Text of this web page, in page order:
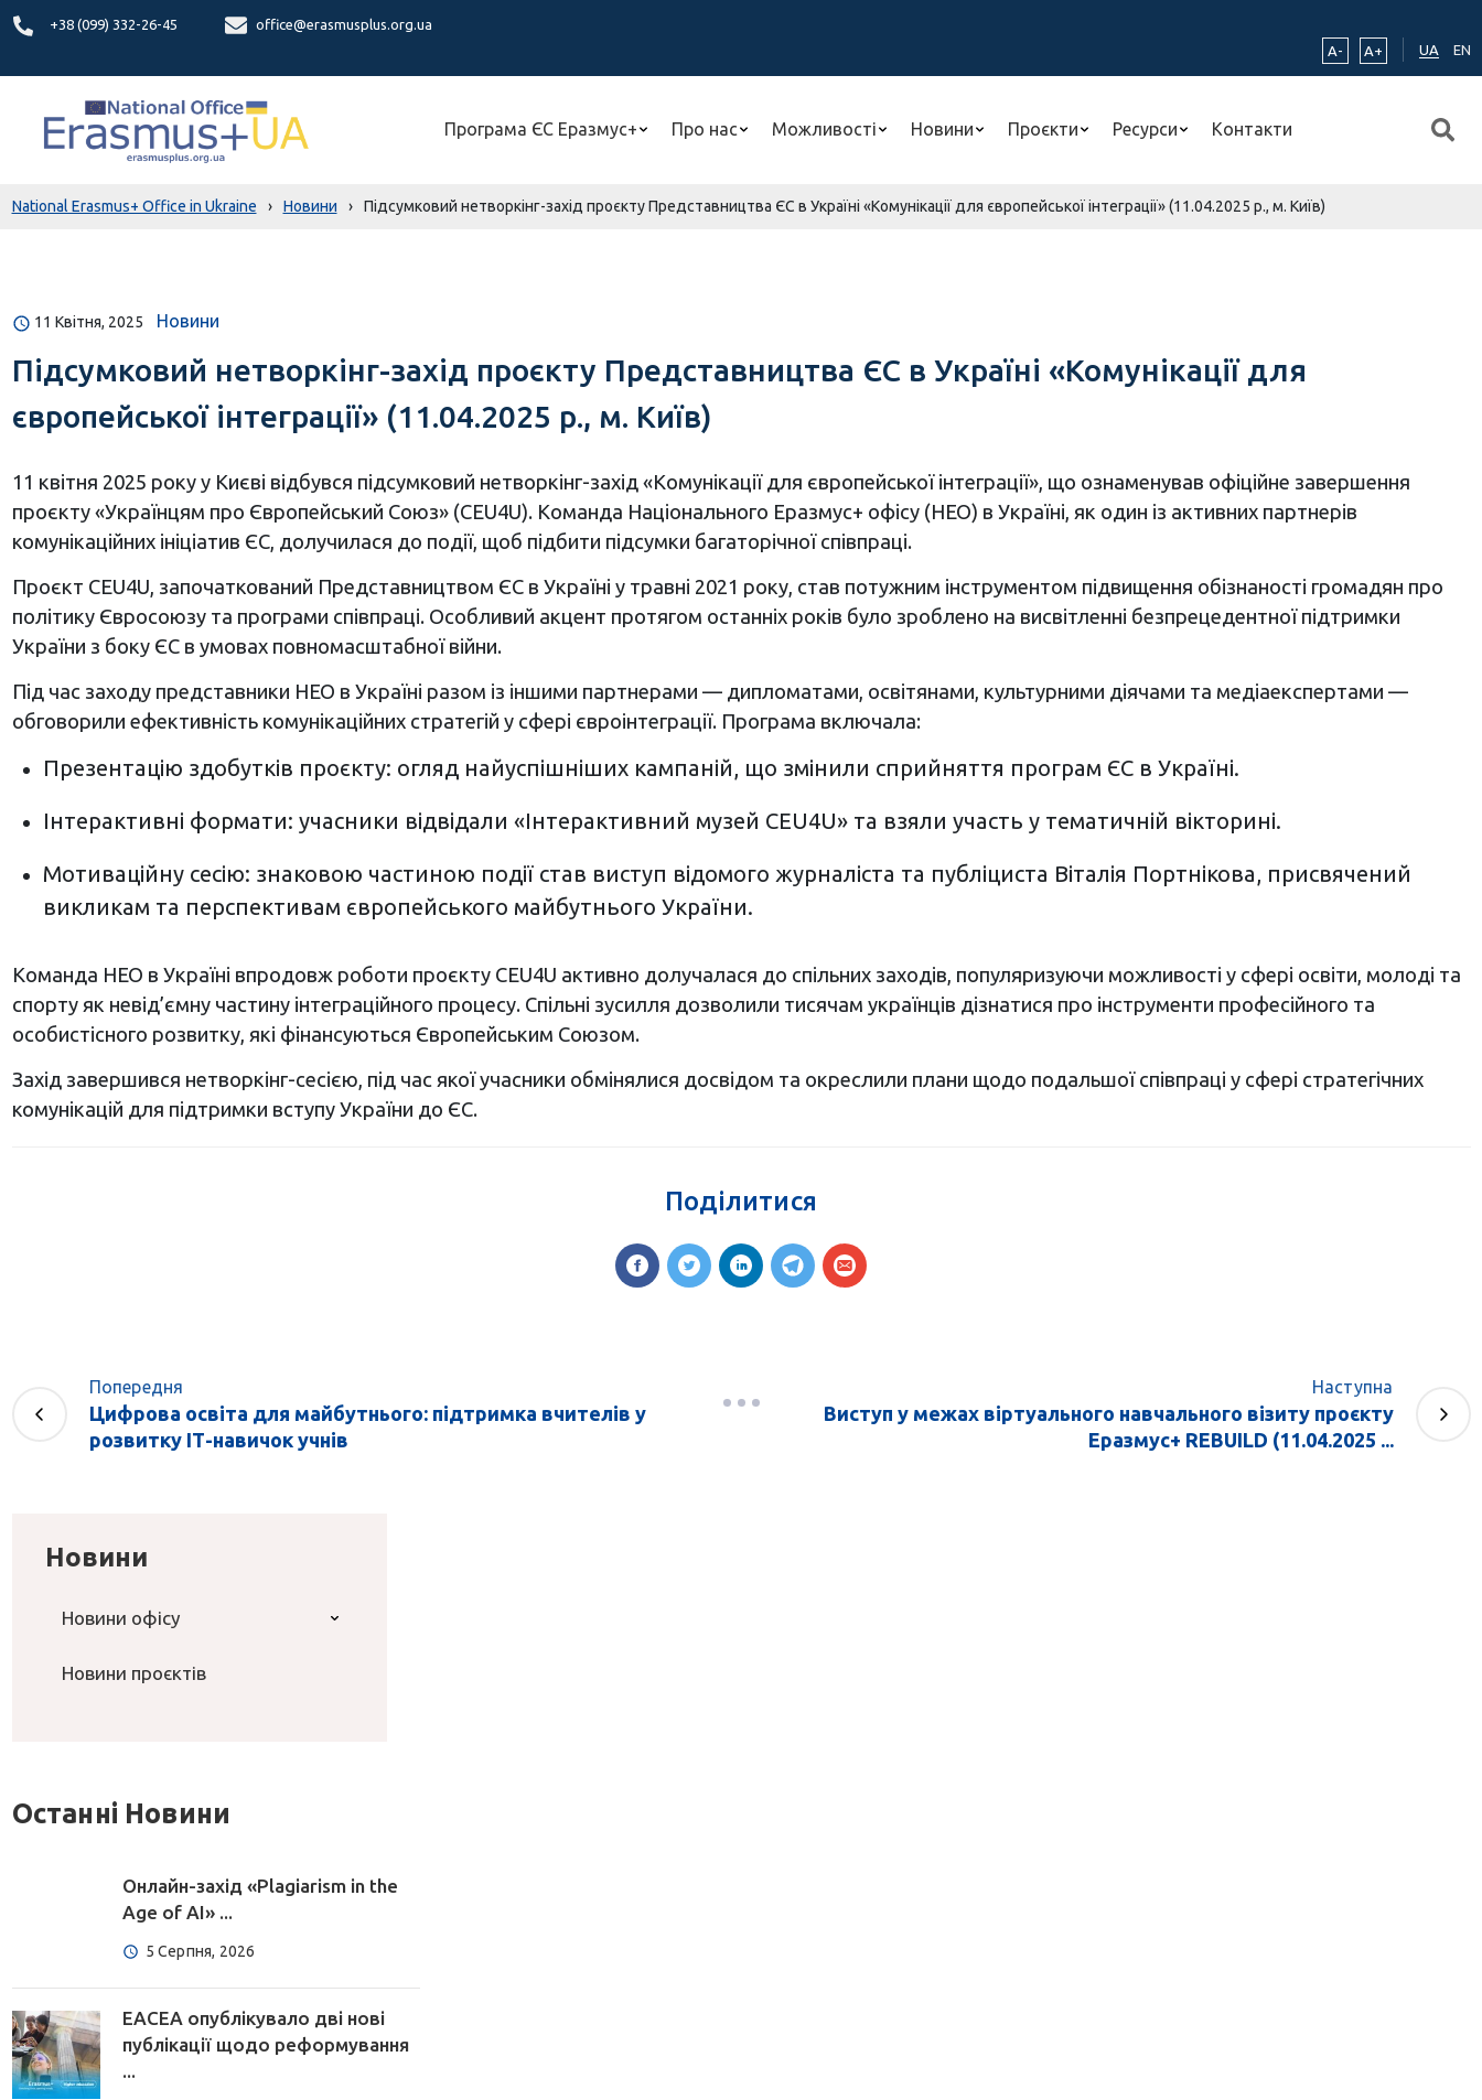
+38 (099) 332-26-45
office@erasmusplus.org.ua
A-
A+ UA EN
Програма ЄС Еразмус+ Про нас Можливості Новини Проєкти Ресурси Контакти
National Erasmus+ Office in Ukraine › Новини › Підсумковий нетворкінг-захід проєкту Представництва ЄС в Україні «Комунікації для європейської інтеграції» (11.04.2025 р., м. Київ)
11 Квітня, 2025 Новини
Підсумковий нетворкінг-захід проєкту Представництва ЄС в Україні «Комунікації для
європейської інтеграції» (11.04.2025 р., м. Київ)
11 квітня 2025 року у Києві відбувся підсумковий нетворкінг-захід «Комунікації для європейської інтеграції», що ознаменував офіційне завершення
проєкту «Українцям про Європейський Союз» (CEU4U). Команда Національного Еразмус+ офісу (НЕО) в Україні, як один із активних партнерів
комунікаційних ініціатив ЄС, долучилася до події, щоб підбити підсумки багаторічної співпраці.
Проєкт CEU4U, започаткований Представництвом ЄС в Україні у травні 2021 року, став потужним інструментом підвищення обізнаності громадян про
політику Євросоюзу та програми співпраці. Особливий акцент протягом останніх років було зроблено на висвітленні безпрецедентної підтримки
України з боку ЄС в умовах повномасштабної війни.
Під час заходу представники НЕО в Україні разом із іншими партнерами — дипломатами, освітянами, культурними діячами та медіаекспертами —
обговорили ефективність комунікаційних стратегій у сфері євроінтеграції. Програма включала:
Презентацію здобутків проєкту: огляд найуспішніших кампаній, що змінили сприйняття програм ЄС в Україні.
Інтерактивні формати: учасники відвідали «Інтерактивний музей CEU4U» та взяли участь у тематичній вікторині.
Мотиваційну сесію: знаковою частиною події став виступ відомого журналіста та публіциста Віталія Портнікова, присвячений
викликам та перспективам європейського майбутнього України.
Команда НЕО в Україні впродовж роботи проєкту CEU4U активно долучалася до спільних заходів, популяризуючи можливості у сфері освіти, молоді та
спорту як невід’ємну частину інтеграційного процесу. Спільні зусилля дозволили тисячам українців дізнатися про інструменти професійного та
особистісного розвитку, які фінансуються Європейським Союзом.
Захід завершився нетворкінг-сесією, під час якої учасники обмінялися досвідом та окреслили плани щодо подальшої співпраці у сфері стратегічних
комунікацій для підтримки вступу України до ЄС.
Поділитися
Попередня
Цифрова освіта для майбутнього: підтримка вчителів у
розвитку ІТ-навичок учнів
Наступна
Виступ у межах віртуального навчального візиту проєкту
Еразмус+ REBUILD (11.04.2025 ...
Новини
Новини офісу
Новини проєктів
Останні Новини
Онлайн-захід «Plagiarism in the
Age of AI» ...
5 Серпня, 2026
EACEA опублікувало дві нові
публікації щодо реформування
...